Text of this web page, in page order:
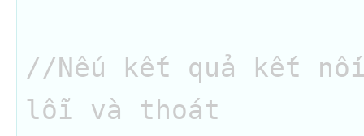
//Nếu kết quả kết
lỗi và thoát